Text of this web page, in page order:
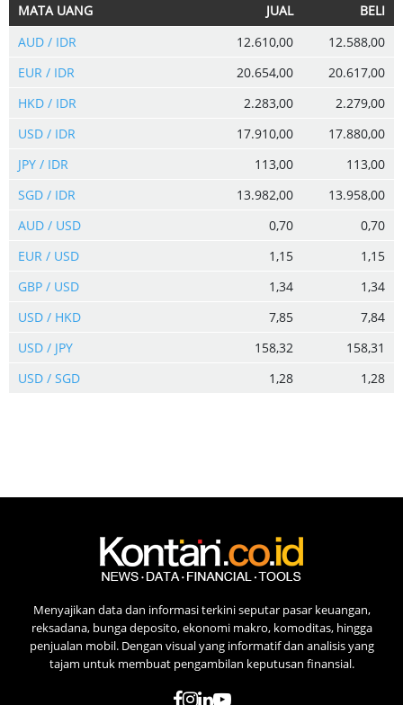
MATA UANG JUAL
BELI
AUD / IDR
12.610,00
12.588,00
EUR / IDR
20.654,00
20.617,00
HKD / IDR
2.283,00
2.279,00
USD / IDR
17.910,00
17.880,00
JPY / IDR
113,00
113,00
SGD / IDR
13.982,00
13.958,00
AUD / USD
0,70
0,70
EUR / USD
1,15
1,15
GBP / USD
1,34
1,34
USD / HKD
7,85
7,84
USD / JPY
158,32
158,31
USD / SGD
1,28 1,28
Menyajikan data dan informasi terkini seputar pasar keuangan,
reksadana, bunga deposito, ekonomi makro, komoditas, hingga
penjualan mobil. Dengan visual yang informatif dan analisis yang
tajam untuk membuat pengambilan keputusan finansial.